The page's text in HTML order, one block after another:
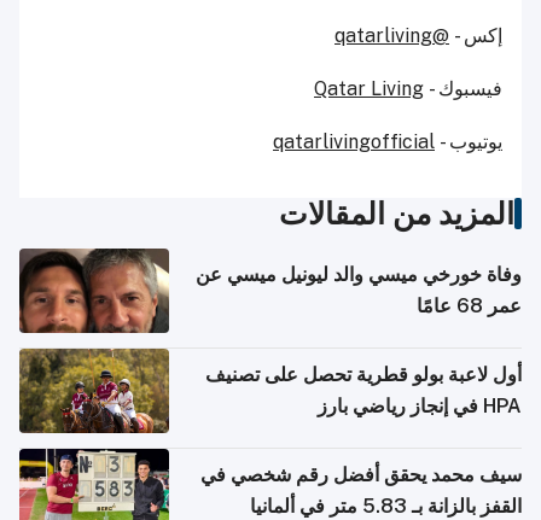
إكس - @qatarliving
فيسبوك - Qatar Living
يوتيوب - qatarlivingofficial
المزيد من المقالات
وفاة خورخي ميسي والد ليونيل ميسي عن
عمر 68 عامًا
أول لاعبة بولو قطرية تحصل على تصنيف
HPA في إنجاز رياضي بارز
سيف محمد يحقق أفضل رقم شخصي في
القفز بالزانة بـ 5.83 متر في ألمانيا